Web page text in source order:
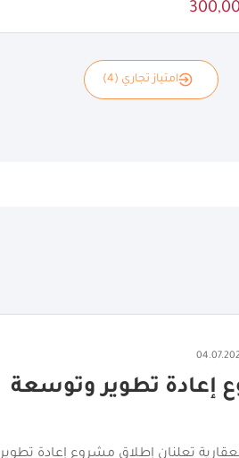
امتياز تجاري (4)
حلول الدفع المخصّصة
لتوسيع نطاق حلول الدفع